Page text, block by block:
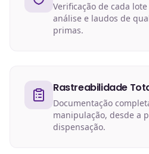
Verificação de cada
análise e laudos de
primas.
Rastreabilidade
Documentação
manipulação, desde a
dispensação.